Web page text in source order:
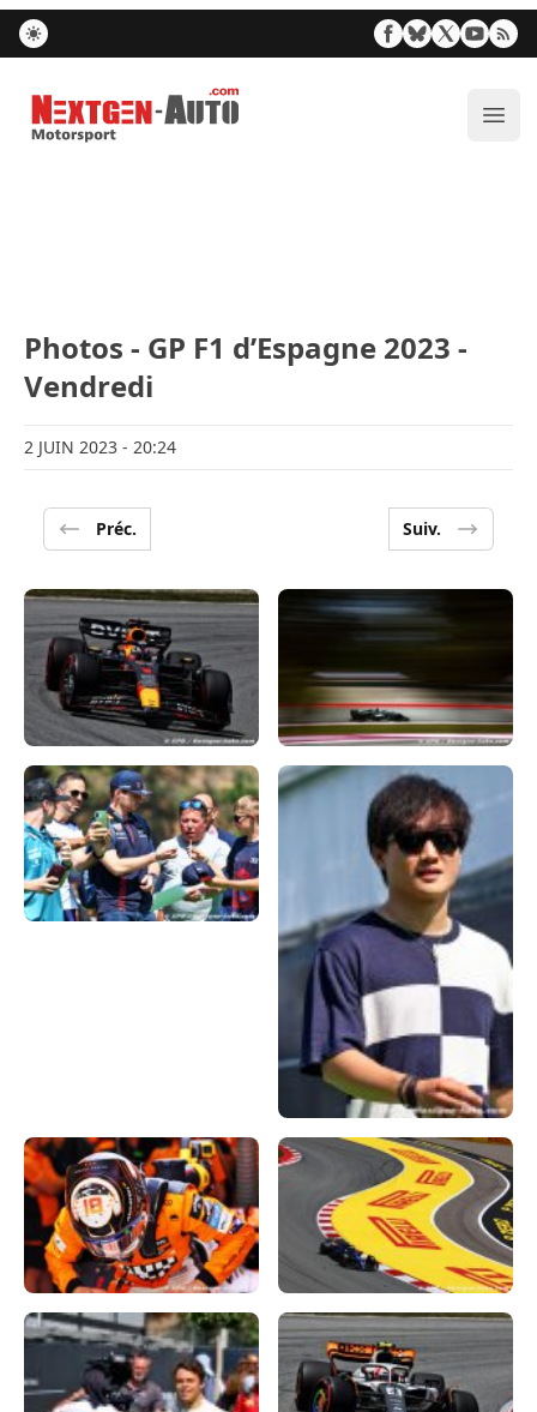
Nextgen-Auto.com
Photos - GP F1 d’Espagne 2023 -
Vendredi
2 JUIN 2023 - 20:24
Préc. Suiv.